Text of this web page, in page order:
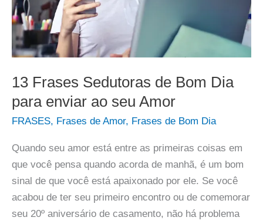
13 Frases Sedutoras de Bom Dia
para enviar ao seu Amor
FRASES, Frases de Amor, Frases de Bom Dia
Quando seu amor está entre as primeiras coisas em
que você pensa quando acorda de manhã, é um bom
sinal de que você está apaixonado por ele. Se você
acabou de ter seu primeiro encontro ou de comemorar
seu 20º aniversário de casamento, não há problema